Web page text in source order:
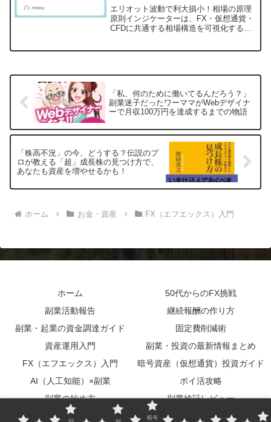
る
エリオット波動で利大損小！相場の原理
原則インジケーターは、FX・仮想通貨・
CFDに共通する相場構造を可視化する裁
「私、何のために働いてるんだろう？」
副業迷子だったワーママがWebデザイナ
ーで月収100万円を達成するまでの物語
「株高不況」の今、どうする？伝説のプ
ロが教える「超」成長株の見つけ方で、
あなたも資産を増やせるかも！
ホーム お金・資産 FX（エフエックス）入門
ホーム
50代からのFX挑戦
副業活動報告
継続報酬の作り方
副業・起業の資金調達ガイド
固定費削減術
資産運用入門
副業・投資の最新情報まとめ
FX（エフエックス）入門
暗号資産（仮想通貨）投資ガイド
AI（人工知能）×副業
ポイ活攻略
副業の始め方
副業検証レビュー
実用書レビュー
サイトマップ
暗号